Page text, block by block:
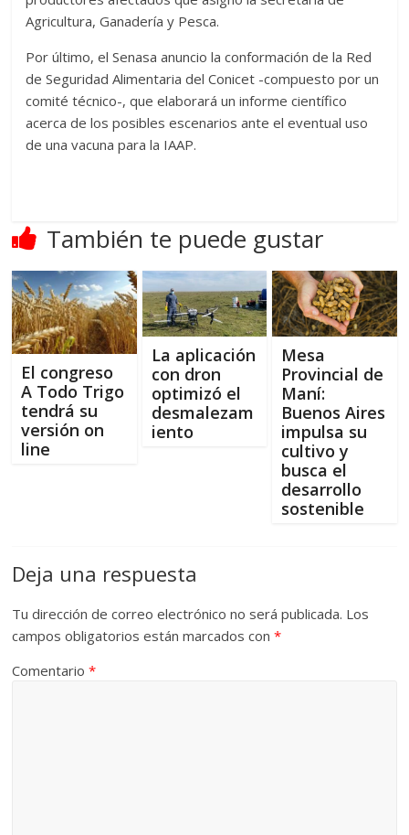
Agricultura, Ganadería y Pesca.
Por último, el Senasa anuncio la conformación de la Red
de Seguridad Alimentaria del Conicet -compuesto por un
comité técnico-, que elaborará un informe científico
acerca de los posibles escenarios ante el eventual uso
de una vacuna para la IAAP.
También te puede gustar
El congreso
A Todo Trigo
tendrá su
versión on
line
La aplicación
con dron
optimizó el
desmalezam
iento
Mesa
Provincial de
Maní:
Buenos Aires
impulsa su
cultivo y
busca el
desarrollo
sostenible
Deja una respuesta
Tu dirección de correo electrónico no será publicada. Los
campos obligatorios están marcados con*
Comentario*